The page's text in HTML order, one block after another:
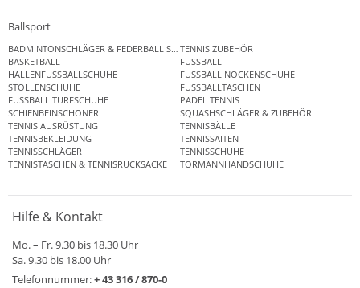
Ballsport
BADMINTONSCHLÄGER & FEDERBALL SETSTENNIS ZUBEHÖR
BASKETBALL
FUSSBALL
HALLENFUSSBALLSCHUHE
FUSSBALL NOCKENSCHUHE
STOLLENSCHUHE
FUSSBALLTASCHEN
FUSSBALL TURFSCHUHE
PADEL TENNIS
SCHIENBEINSCHONER
SQUASHSCHLÄGER & ZUBEHÖR
TENNIS AUSRÜSTUNG
TENNISBÄLLE
TENNISBEKLEIDUNG
TENNISSAITEN
TENNISSCHLÄGER
TENNISSCHUHE
TENNISTASCHEN & TENNISRUCKSÄCKE
TORMANNHANDSCHUHE
Hilfe & Kontakt
Mo. – Fr. 9.30 bis 18.30 Uhr
Sa. 9.30 bis 18.00 Uhr
Telefonnummer:+ 43 316 / 870-0